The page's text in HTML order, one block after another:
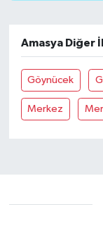
Amasya Diğer
Göynücek
Merkez